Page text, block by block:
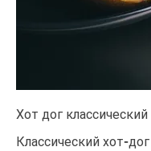
Хот дог классический
Классический хот-